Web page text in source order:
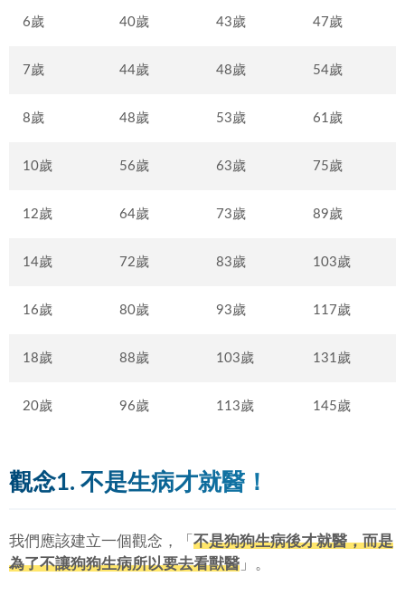
6歲 40歲 43歲 47歲
7歲 44歲 48歲 54歲
8歲 48歲 53歲 61歲
10歲 56歲 63歲 75歲
12歲 64歲 73歲 89歲
14歲 72歲 83歲 103歲
16歲 80歲 93歲 117歲
18歲 88歲 103歲 131歲
20歲 96歲 113歲 145歲
觀念1. 不是生病才就醫！
我們應該建立一個觀念，「 不是狗狗生病後才就醫，而是
為了不讓狗狗生病所以要去看獸醫 」。